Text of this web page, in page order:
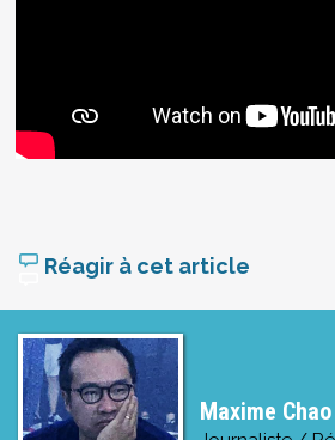
Réagir à cet article
Maxime Chao